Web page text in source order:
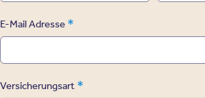
E-Mail Adresse *
Versicherungsart *